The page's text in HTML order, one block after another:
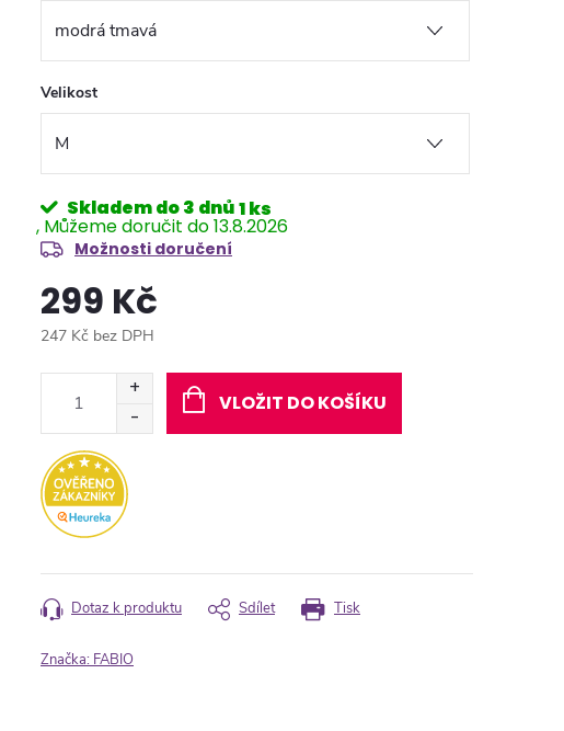
Velikost
Skladem do 3 dnů1 ks
13.8.2026
Možnosti doručení
299 Kč
247 Kč bez DPH
VLOŽIT DO KOŠÍKU
Tisk
Dotaz k produktu Sdílet
Značka: FABIO